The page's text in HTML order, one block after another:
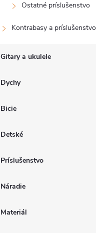
Ostatné príslušenstvo
Kontrabasy a príslušenstvo
Gitary a ukulele
Dychy
Bicie
Detské
Príslušenstvo
Náradie
Materiál